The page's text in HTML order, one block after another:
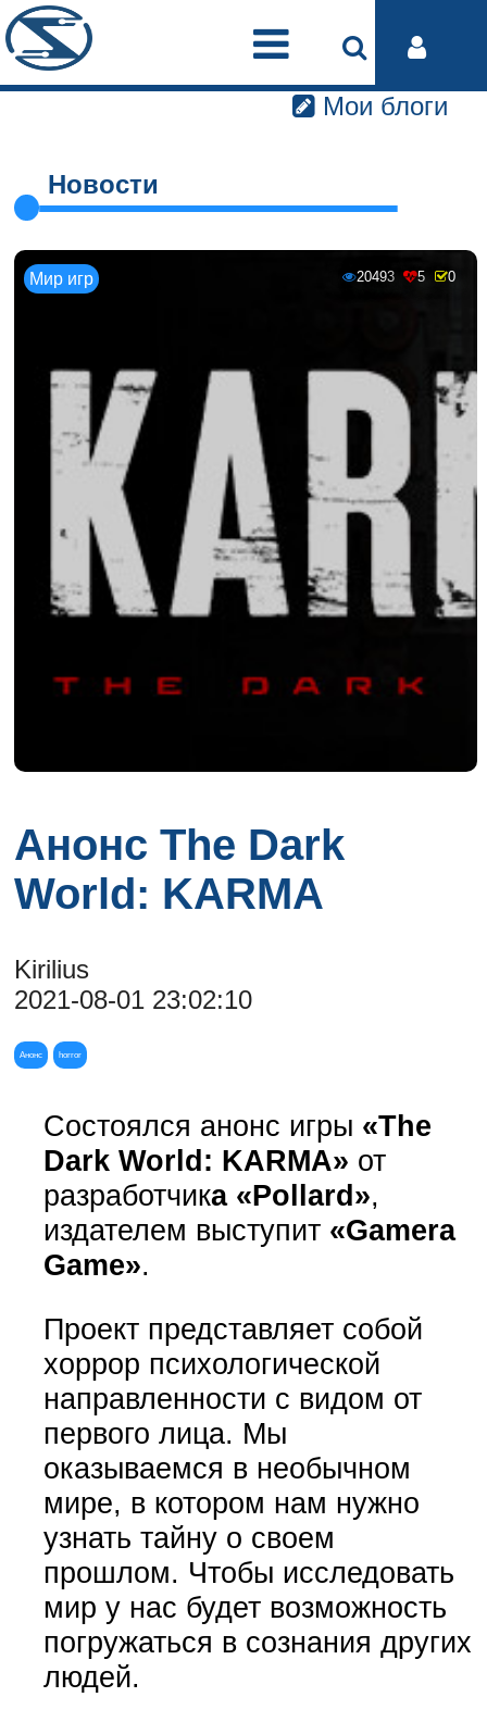
Мои блоги
Новости
Мир игр 20493 5 0
Анонс The Dark
World: KARMA
Kirilius
2021-08-01 23:02:10
Анонс horror
Состоялся анонс игры «The
Dark World: KARMA» от
разработчика «Pollard»,
издателем выступит «Gamera
Game».
Проект представляет собой
хоррор психологической
направленности с видом от
первого лица. Мы
оказываемся в необычном
мире, в котором нам нужно
узнать тайну о своем
прошлом. Чтобы исследовать
мир у нас будет возможность
погружаться в сознания других
людей.